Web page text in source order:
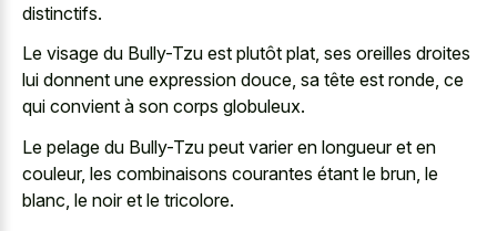
distinctifs.
Le visage du Bully-Tzu est plutôt plat, ses oreilles droites
lui donnent une expression douce, sa tête est ronde, ce
qui convient à son corps globuleux.
Le pelage du Bully-Tzu peut varier en longueur et en
couleur, les combinaisons courantes étant le brun, le
blanc, le noir et le tricolore.